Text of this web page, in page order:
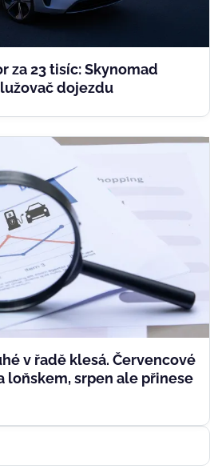
za 23 tisíc: Skynomad
dojezdu
v řadě klesá. Červencové
loňskem, srpen ale přinese